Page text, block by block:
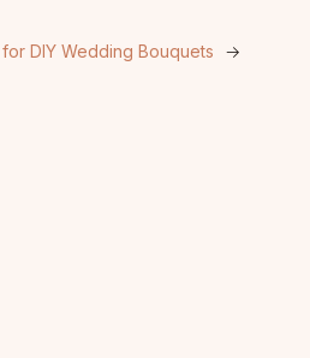
DIY Wedding Bouquets →